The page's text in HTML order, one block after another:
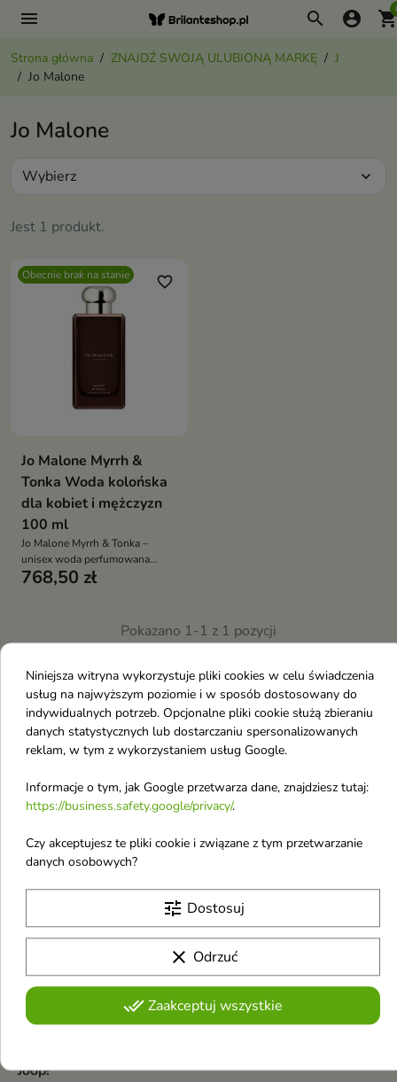
menu search account_circle
Strona główna ZNAJDŹ SWOJĄ ULUBIONĄ MARKĘ
J
Jo Malone
Jkosmec
Joico
Jmella in France
Jumiso
Jaguar
Jean Paul Gaultier
Jimmy Choo
Joanna
John Varvatos
Johnson's
Joop!
Jo Malone
Jest 1 produkt.
Wybierz expand_more
Obecnie brak na stanie favorite_border
Jo Malone Myrrh &
Tonka Woda kolońska
dla kobiet i mężczyzn
100 ml
Jo Malone Myrrh & Tonka –
unisex woda perfumowana
ciepła i elegancka kompozycja z
768,50 zł
Pokazano 1-1 z 1 pozycji
Niniejsza witryna wykorzystuje pliki cookies w celu świadczenia
usług na najwyższym poziomie i w sposób dostosowany do
indywidualnych potrzeb. Opcjonalne pliki cookie służą zbieraniu
danych statystycznych lub dostarczaniu spersonalizowanych
reklam, w tym z wykorzystaniem usług Google.
Informacje o tym, jak Google przetwarza dane, znajdziesz tutaj:
https://business.safety.google/privacy/.
Czy akceptujesz te pliki cookie i związane z tym przetwarzanie
danych osobowych?
tune Dostosuj
clear Odrzuć
done_allZaakceptuj wszystkie